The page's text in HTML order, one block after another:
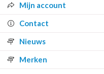
Mijn account
Contact
Nieuws
Merken